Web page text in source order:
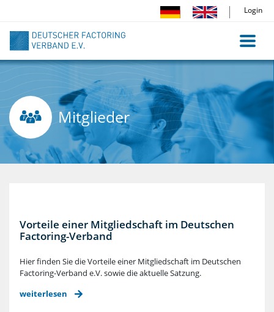
Inhalt
Login
Mitglieder
Vorteile einer Mitgliedschaft im Deutschen
Factoring-Verband
Hier finden Sie die Vorteile einer Mitgliedschaft im Deutschen
Factoring-Verband e.V. sowie die aktuelle Satzung.
weiterlesen